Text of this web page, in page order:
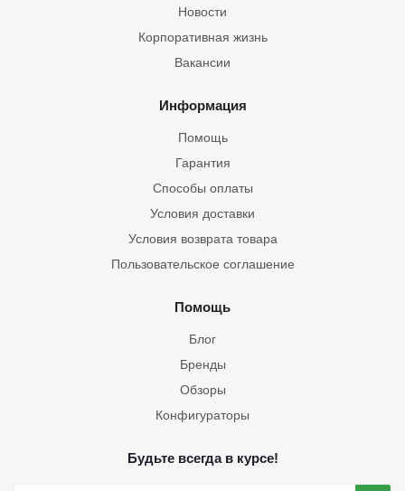
Новости
Корпоративная жизнь
Вакансии
Информация
Помощь
Гарантия
Способы оплаты
Условия доставки
Условия возврата товара
Пользовательское соглашение
Помощь
Блог
Бренды
Обзоры
Конфигураторы
Будьте всегда в курсе!